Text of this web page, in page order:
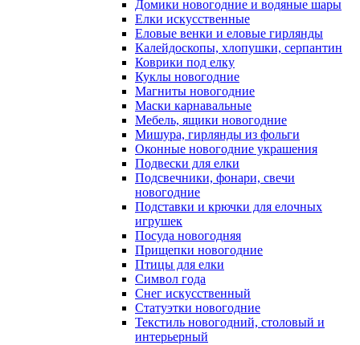
Домики новогодние и водяные шары
Елки искусственные
Еловые венки и еловые гирлянды
Калейдоскопы, хлопушки, серпантин
Коврики под елку
Куклы новогодние
Магниты новогодние
Маски карнавальные
Мебель, ящики новогодние
Мишура, гирлянды из фольги
Оконные новогодние украшения
Подвески для елки
Подсвечники, фонари, свечи
новогодние
Подставки и крючки для елочных
игрушек
Посуда новогодняя
Прищепки новогодние
Птицы для елки
Символ года
Снег искусственный
Статуэтки новогодние
Текстиль новогодний, столовый и
интерьерный